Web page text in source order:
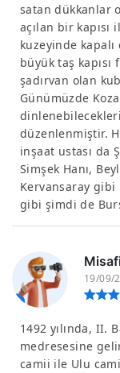
satan dükkanlar
açılan bir
kuzeyinde kapalı
büyük taş
şadırvan olan
Günümüzde
düzenlenmiştir.
inşaat ustası da
Simşek Hanı,
Kervansaray gibi
gibi şimdi de
19/09/
1492 yılında, II.
medresesine
camii ile Ulu